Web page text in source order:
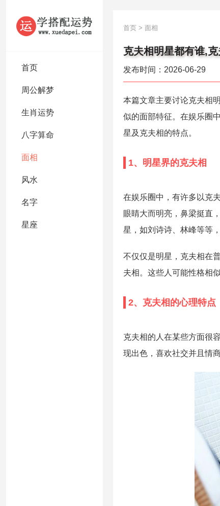
首页
周公解梦
生肖运势
八字算命
面相
风水
名字
星座
首页 > 面相
克夫相明星都有谁,
发布时间：2026-06-29
本篇文章主要讨论克夫相
似的面部特征。在娱乐圈
星及克夫相的特点。
1、明星界的克夫相
在娱乐圈中，有许多以克
眼睛大而明亮，鼻梁挺直
星，如刘诗诗、林峰等等
不仅仅是明星，克夫相在
夫相。这些人可能性格相
2、克夫相的心理特点
克夫相的人在某些方面很
现出色，喜欢社交并且情